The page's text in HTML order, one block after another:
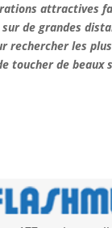
attractives
de grandes
rechercher les
toucher de beaux